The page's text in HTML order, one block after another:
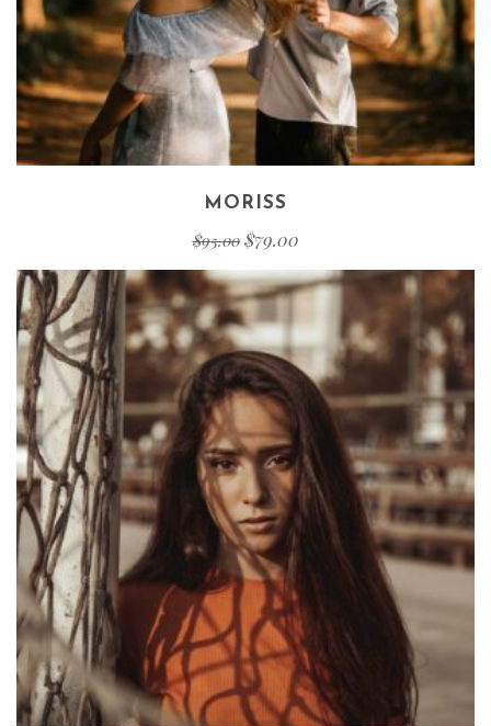
MORISS
$95.00 $79.00